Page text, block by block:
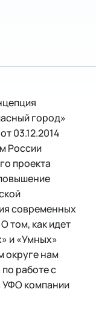
город»
03.12.2014
России
проекта
современных
том, как идет
и «Умных»
округе нам
работе с
УФО компании